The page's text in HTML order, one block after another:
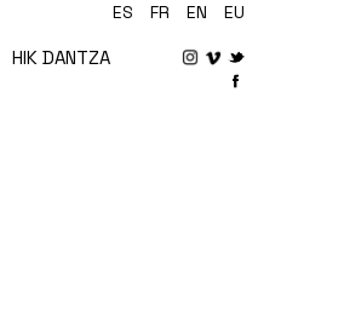
HIK DANTZA
ES FR EN EU